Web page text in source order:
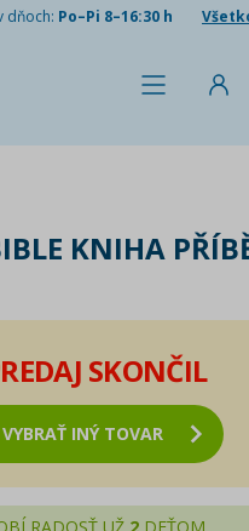
dňoch: Po–Pi 8–16:30 h
KNIHA
SKONČIL
VYBRAŤ INÝ TOVAR